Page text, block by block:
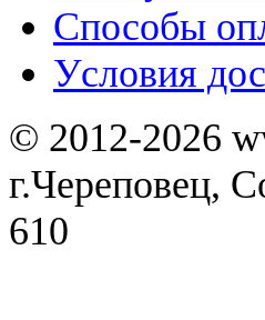
Способы
Уcловия
© 2012-2026
г.Череповец,
610